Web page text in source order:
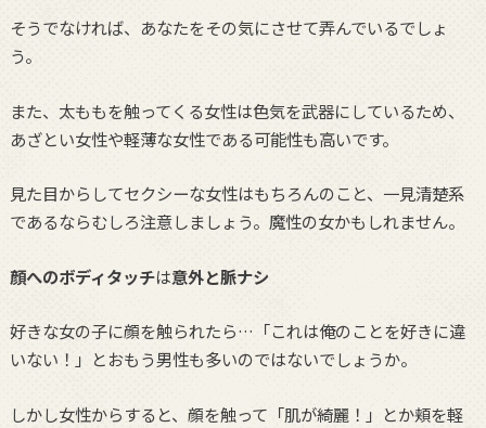
そうでなければ、あなたをその気にさせて弄んでいるでしょ
う。
また、太ももを触ってくる女性は色気を武器にしているため、
あざとい女性や軽薄な女性である可能性も高いです。
見た目からしてセクシーな女性はもちろんのこと、一見清楚系
であるならむしろ注意しましょう。魔性の女かもしれません。
顔へのボディタッチは意外と脈ナシ
好きな女の子に顔を触られたら…「これは俺のことを好きに違
いない！」とおもう男性も多いのではないでしょうか。
しかし女性からすると、顔を触って「肌が綺麗！」とか頬を軽